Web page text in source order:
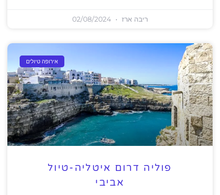
ריבה ארז
אירופה טיולים
פוליה דרום איטליה-טיול
אביבי